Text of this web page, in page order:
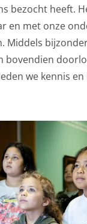
bezocht heeft.
en met onze
Middels
bovendien
we kennis en